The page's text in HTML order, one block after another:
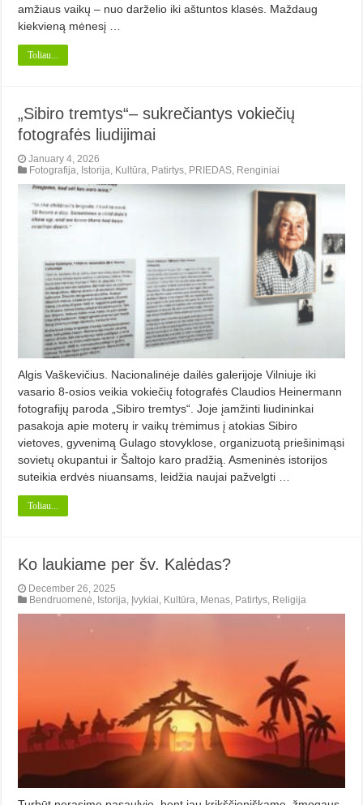
amžiaus vaikų – nuo darželio iki aštuntos klasės. Maždaug
kiekvieną mėnesį …
Toliau...
„Sibiro tremtys“– sukrečiantys vokiečių
fotografės liudijimai
January 4, 2026
Fotografija, Istorija, Kultūra, Patirtys, PRIEDAS, Renginiai
Algis Vaškevičius. Nacionalinėje dailės galerijoje Vilniuje iki
vasario 8-osios veikia vokiečių fotografės Claudios Heinermann
fotografijų paroda „Sibiro tremtys“. Joje įamžinti liudininkai
pasakoja apie moterų ir vaikų trėmimus į atokias Sibiro
vietoves, gyvenimą Gulago stovyklose, organizuotą priešinimąsi
sovietų okupantui ir Šaltojo karo pradžią. Asmeninės istorijos
suteikia erdvės niuansams, leidžia naujai pažvelgti …
Toliau...
Ko laukiame per šv. Kalėdas?
December 26, 2025
Bendruomenė, Istorija, Įvykiai, Kultūra, Menas, Patirtys, Religija